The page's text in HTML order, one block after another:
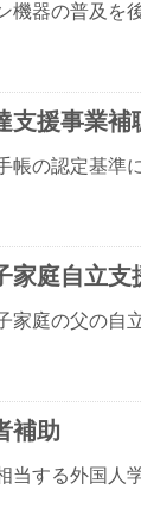
機器の普及を
支援事業補
帳の認定基準
家庭自立支
家庭の父の自
補助
当する外国人